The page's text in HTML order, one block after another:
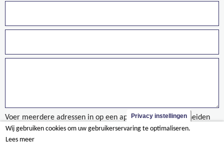
Voer meerdere adressen in op een aparte regels of gescheiden
door een komma.
Privacy instellingen
Wij gebruiken cookies om uw gebruikerservaring te optimaliseren.
Lees meer